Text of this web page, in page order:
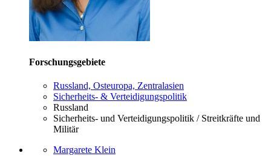
Forschungsgebiete
Russland, Osteuropa, Zentralasien
Sicherheits- & Verteidigungspolitik
Russland
Sicherheits- und Verteidigungspolitik / Streitkräfte und
Militär
Margarete Klein